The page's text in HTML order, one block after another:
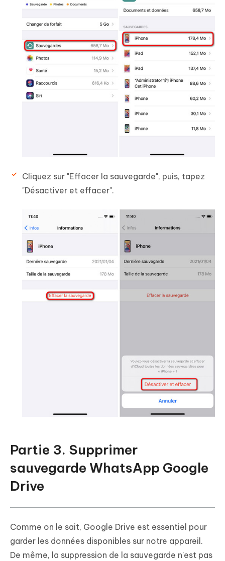
Cliquez sur "Effacer la sauvegarde", puis, tapez
"Désactiver et effacer".
Partie 3. Supprimer
sauvegarde WhatsApp Google
Drive
Comme on le sait, Google Drive est essentiel pour
garder les données disponibles sur notre appareil.
De même, la suppression de la sauvegarde n'est pas